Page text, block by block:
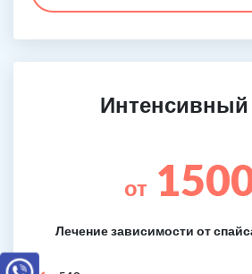
Интенсивный
от
Лечение зависимости от